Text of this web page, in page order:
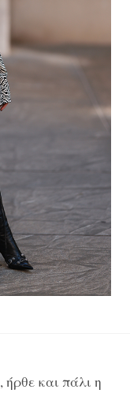
, ήρθε και πάλι η